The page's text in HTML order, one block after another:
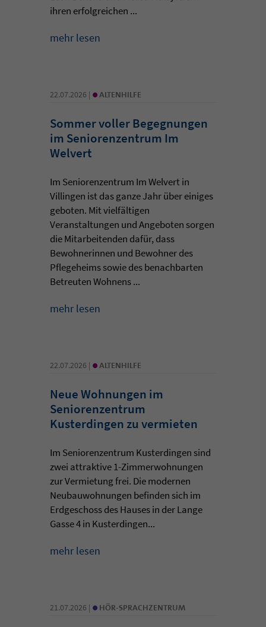
ihren erfolgreichen ...
mehr lesen
22.07.2026 | • ALTENHILFE
Sommer voller Begegnungen
im Seniorenzentrum Im
Welvert
Im Seniorenzentrum Im Welvert in
Villingen ist das ganze Jahr über einiges
geboten. Mit vielfältigen
Veranstaltungen und Angeboten sorgen
die Mitarbeitenden dafür, dass
Bewohnerinnen und Bewohner des
Pflegeheims sowie des benachbarten
Betreuten Wohnens ...
mehr lesen
22.07.2026 | • ALTENHILFE
Neue Wohnungen im
Seniorenzentrum
Kusterdingen zu vermieten
Im Seniorenzentrum Kusterdingen sind
zwei attraktive 1-Zimmerwohnungen
zur Vermietung frei. Die modernen
Neubauwohnungen befinden sich im
Erdgeschoss des Hauses in der Lange
Gasse 4 in Kusterdingen...
mehr lesen
21.07.2026 | • HÖR-SPRACHZENTRUM